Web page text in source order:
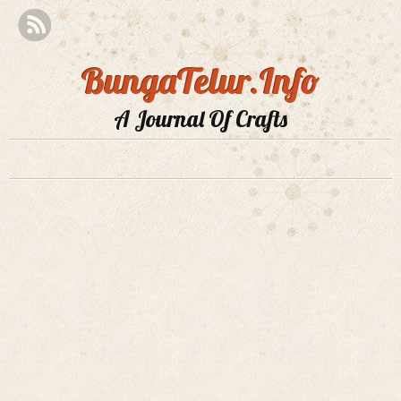
BungaTelur.Info
A Journal Of Crafts